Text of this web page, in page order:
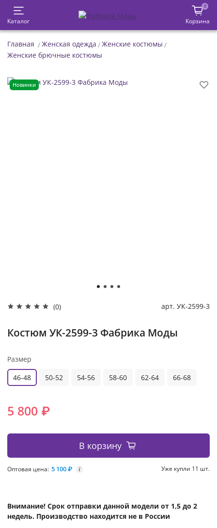
Каталог
0
Корзина
Главная Женская одежда
Женские костюмы
Женские брючные костюмы
Новинки
(0) арт. УК-2599-3
Костюм УК-2599-3 Фабрика Моды
Размер
46-48
50-52 54-56 58-60 62-64 66-68
5 800 ₽
В корзину
Оптовая цена: 5 100 ₽ i Уже купли 11 шт.
Внимание! Срок отправки данной модели от 1,5 до 2
недель. Производство находится не в России